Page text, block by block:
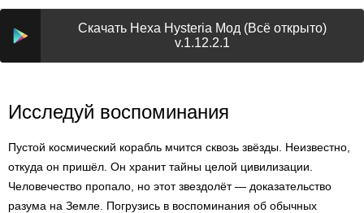
Скачать Hexa Hysteria Мод (Всё открыто)
v.1.12.2.1
Исследуй воспоминания
Пустой космический корабль мчится сквозь звёзды. Неизвестно,
откуда он пришёл. Он хранит тайны целой цивилизации.
Человечество пропало, но этот звездолёт — доказательство
разума на Земле. Погрузись в воспоминания об обычных